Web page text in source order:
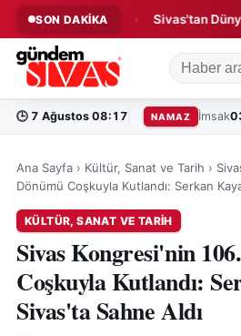
SON DAKİKA
Operasyonu! ◆ Sivas'tan Dünyaya
🕒 7 Ağustos 08:17 NAMAZ İmsak
Ana Sayfa › Kültür, Sanat ve Tarih ›
Dönümü Coşkuyla Kutlandı: Serkan
KÜLTÜR, SANAT VE TARIH
Sivas Kongresi'nin
Coşkuyla Kutlandı:
Sivas'ta Sahne Aldı